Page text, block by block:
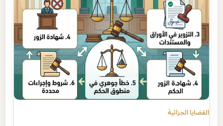
القضايا الجزائية